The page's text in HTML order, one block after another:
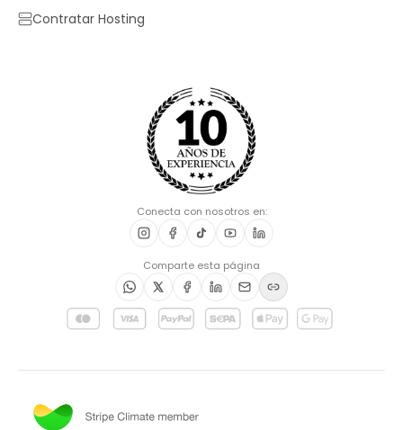
Contratar Hosting
Conecta con nosotros en:
Comparte esta página